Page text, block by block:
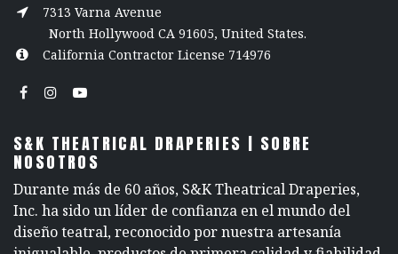
7313 Varna Avenue
North Hollywood CA 91605, United States.
California Contractor License 714976
S&K THEATRICAL DRAPERIES | SOBRE
NOSOTROS
Durante más de 60 años, S&K Theatrical Draperies,
Inc. ha sido un líder de confianza en el mundo del
diseño teatral, reconocido por nuestra artesanía